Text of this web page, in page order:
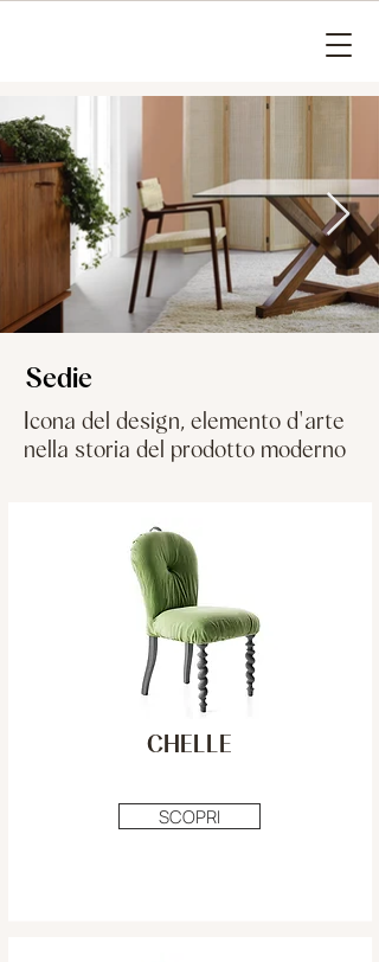
Sedie
Icona del design, elemento d'arte
nella storia del prodotto moderno
SCOPRI
CHELLE